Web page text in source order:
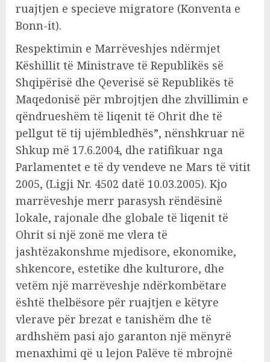
ruajtjen e specieve migratore (Konventa e
Bonn-it).
Respektimin e Marrëveshjes ndërmjet
Këshillit të Ministrave të Republikës së
Shqipërisë dhe Qeverisë së Republikës të
Maqedonisë për mbrojtjen dhe zhvillimin e
qëndrueshëm të liqenit të Ohrit dhe të
pellgut të tij ujëmbledhës”, nënshkruar në
Shkup më 17.6.2004, dhe ratifikuar nga
Parlamentet e të dy vendeve ne Mars të vitit
2005, (Ligji Nr. 4502 datë 10.03.2005). Kjo
marrëveshje merr parasysh rëndësinë
lokale, rajonale dhe globale të liqenit të
Ohrit si një zonë me vlera të
jashtëzakonshme mjedisore, ekonomike,
shkencore, estetike dhe kulturore, dhe
vetëm një marrëveshje ndërkombëtare
është thelbësore për ruajtjen e këtyre
vlerave për brezat e tanishëm dhe të
ardhshëm pasi ajo garanton një mënyrë
menaxhimi që u lejon Palëve të mbrojnë